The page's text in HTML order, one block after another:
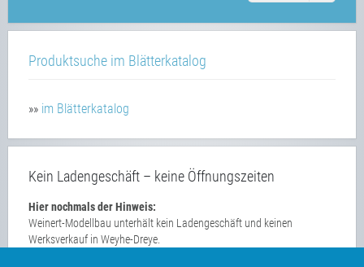
Produktsuche im Blätterkatalog
»» im Blätterkatalog
Kein Ladengeschäft – keine Öffnungszeiten
Hier nochmals der Hinweis:
Weinert-Modellbau unterhält kein Ladengeschäft und keinen
Werksverkauf in Weyhe-Dreye.